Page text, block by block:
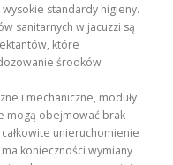
standardy higieny.
sanitarnych w jacuzzi są
które
środków
i mechaniczne, moduły
mogą obejmować brak
unieruchomienie
konieczności wymiany